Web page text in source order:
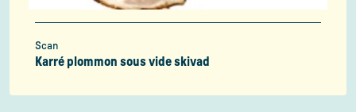
Scan
Karré plommon sous vide skivad